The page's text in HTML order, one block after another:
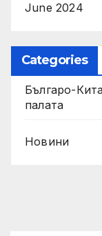
June 2024
Categories
Българо-
палaта
Новини